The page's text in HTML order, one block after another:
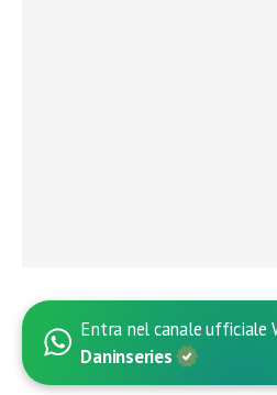
Entra nel canale ufficiale
Daninseries